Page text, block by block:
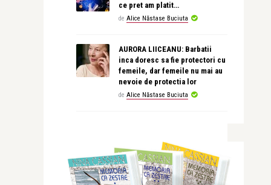
ce pret am platit…
de Alice Năstase Buciuta
AURORA LIICEANU: Barbatii
inca doresc sa fie protectori cu
femeile, dar femeile nu mai au
nevoie de protectia lor
de Alice Năstase Buciuta